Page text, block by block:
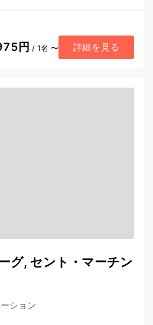
円 / 1名 〜 詳細を見る
グ, セント・マーチン
ション